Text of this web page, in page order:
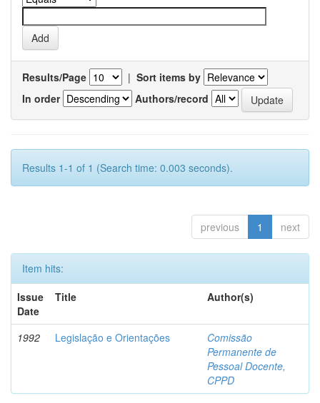
Results/Page | Sort items by
In order
Authors/record
Results 1-1 of 1 (Search time: 0.003 seconds).
previous 1 next
Item hits:
Issue
Date
Title Author(s)
1992 Legislação e Orientações
Comissão
Permanente de
Pessoal Docente,
CPPD